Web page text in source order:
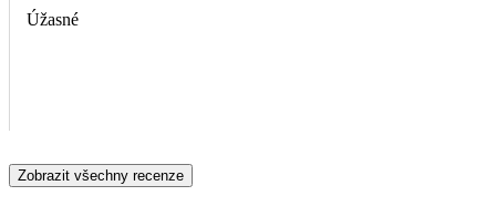
Úžasné
Zobrazit všechny recenze